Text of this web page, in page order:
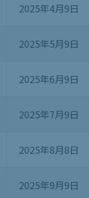
2025年4月9日
2025年5月9日
2025年6月9日
2025年7月9日
2025年8月8日
2025年9月9日